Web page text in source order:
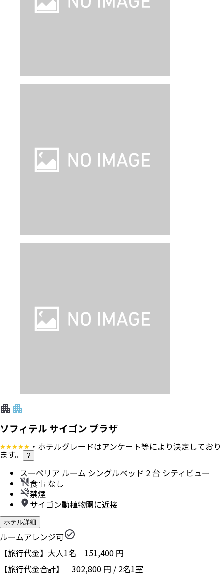
ソフィテル サイゴン プラザ
・ホテルグレードはアンケート等により決定しており
ます。 ?
スーペリア ルーム シングルベッド 2 台 シティビュー
食事 なし
禁煙
サイゴン動植物園に近接
ホテル詳細
ルームアレンジ可
【旅行代金】大人1名 151,400 円
【旅行代金合計】 302,800 円 / 2名1室